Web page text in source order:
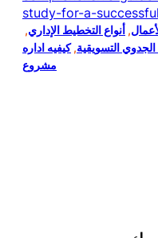
study-for-a-
, أنواع التخطيط الإداري,
التسويقية, كيفيه اداره
مشروع